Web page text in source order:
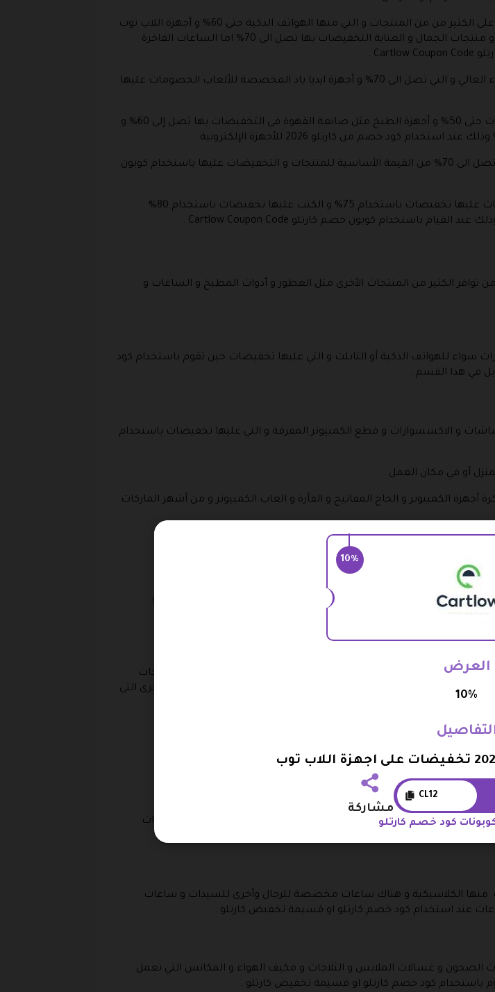
ذلك بالإضافة إلى توافر مجموعة من الخصومات والتخفيضات المتوفرة على الكثير من من المنتجات و التي منها الهواتف الذكية حتى 60% و أجهزة اللاب توب
التخفيضات بها حتى 70% و منتجات المطبخ عليها تخفيضات حتى 65% و منتجات الجمال و العناية التخفيضات بها تصل الى 70% اما الساعات الفاخرة
لا يتوقف الأمر على ذلك و انما هناك خصومات ايضا على الاجهزة ذات الأداء العالي و التي تصل الى 70% و أجهزة ايديا باد المخصصة للألعاب الخصومات عليها
و لسيدة المنزل يمكنها الحصول على منتجات الطبخ الكهربائية تخفيضات حتى 50% و أجهزة الطبخ مثل صانعة القهوة في التخفيضات بها تصل إلى 60% و
ايضا العطور النسائية و منتجات المكياج عليها تخفيضات او خصومات تصل الى 70% من القيمة الأساسية للمنتجات و التخفيضات عليها باستخدام كوبون
يوجد ايضا منتجات الرياضية و التخفيضات عليها بقيمة 70% و المفروشات عليها تخفيضات باستخدام 75% و الكتب عليها تخفيضات باستخدام 80%
توافر الكثير من المنتجات الأخرى مثل العطور و أدوات المطبخ و الساعات و
سواء للهواتف الذكية أو التابلت و التي عليها تخفيضات حين تقوم باستخدام كود
و الاكسسوارات و قطع الكمبيوتر المفرقة و التي عليها تخفيضات باستخدام
أو في مكان العمل .
الكمبيوتر و الحاح المفاتيح و الفأرة و العاب الكمبيوتر و من أشهر الماركات
شاشات توشيبا وجي في سي و نيكاي و ال جي و سامسونج و هاينس و سوني و
علي الموبايلات او قسيمة خصم كارتلو .
خصم كارتلو التي تشمل الكابلات ملحقات الكمبيوتر و البطاريات و منتجات
اجهزة الصوتيات و منتجات الشحن خارج المنزل و الكثير من المنتجات الاخرى التي
.
للاطفال ايضا عليها تخفيض عند استخدام كود خصم كارتلو .
الفرن الكهربي و محضرات الطعام و منتجات الشواء و كي الملابس وأدوات
المنتجات بسعر ارخص عند استخدام قسيمة شراء كارتلو .
منها الكلاسيكية و هناك ساعات مخصصة للرجال وأخرى للسيدات و ساعات
عند استخدام كود خصم كارتلو او قسيمة تخفيض كارتلو .
الصحون و غسالات الملابس و الثلاجات و مكيف الهواء و المكانس التي تعمل
باستخدام كود خصم كارتلو او قسيمة تخفيض كارتلو .
10%
العرض
10%
CL12
مشاركة
كود خصم كارتلو